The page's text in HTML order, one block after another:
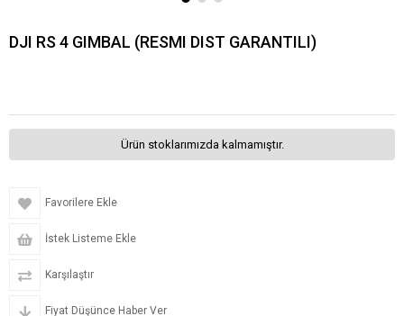
DJI RS 4 GIMBAL (RESMI DIST GARANTILI)
Ürün stoklarımızda kalmamıştır.
Favorilere Ekle
İstek Listeme Ekle
Karşılaştır
Fiyat Düşünce Haber Ver